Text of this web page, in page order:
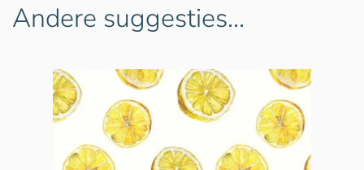
Andere suggesties…